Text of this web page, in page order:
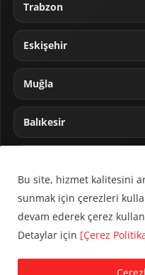
Trabzon
Eskişehir
Muğla
Balıkesir
© 2024 CUMHA (Cumhur
Bu site, hizmet kalitesini
sunmak için çerezleri
devam ederek çerez
Detaylar için [Çerez